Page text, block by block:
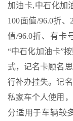
加油卡,中石化加
100面值/96.0折、
值/96.0折、有卡
“中石化加油卡”
式，记名卡顾名
行补办挂失。记
私家车个人使用
分适用于车辆较